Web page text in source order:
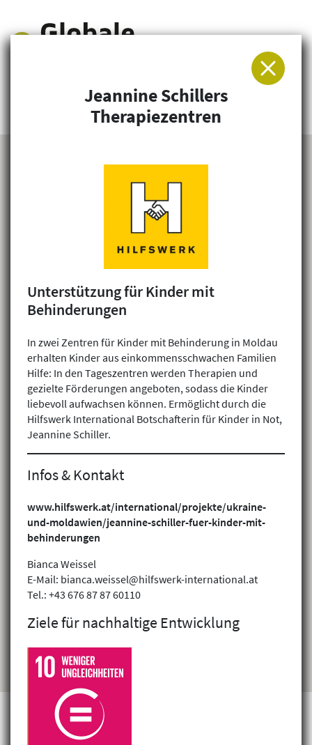
Arbeitsgemeinschaft für Entwicklung und
Humanitäre Hilfe
Jeannine Schillers
Therapiezentren
Unterstützung für Kinder mit
Behinderungen
In zwei Zentren für Kinder mit Behinderung in Moldau
erhalten Kinder aus einkommensschwachen Familien
Hilfe: In den Tageszentren werden Therapien und
gezielte Förderungen angeboten, sodass die Kinder
liebevoll aufwachsen können. Ermöglicht durch die
Hilfswerk International Botschafterin für Kinder in Not,
Jeannine Schiller.
Infos & Kontakt
www.hilfswerk.at/international/projekte/ukraine-
und-moldawien/jeannine-schiller-fuer-kinder-mit-
behinderungen
Bianca Weissel
E-Mail: bianca.weissel@hilfswerk-international.at
Tel.: +43 676 87 87 60110
Ziele für nachhaltige Entwicklung